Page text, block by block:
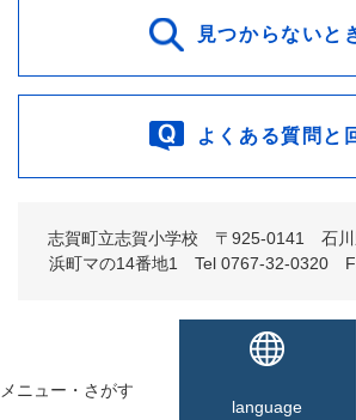
メニュー ・ さがす
language
分類でさがす >子育て・教
小・中学校
学校)
見つからないと
よくある質問と
志賀町立志賀小学校 〒925-0141 石川
浜町マの14番地1 Tel 0767-32-0320